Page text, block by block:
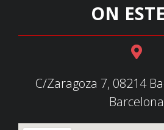
ON
C/Zaragoza 7, 08214
Barcelona